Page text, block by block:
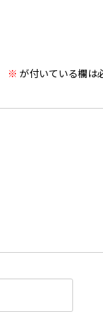
※ が付いている欄は